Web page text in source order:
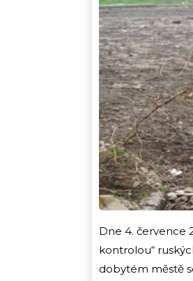
Dne 4. července
kontrolou“
dobytém městě